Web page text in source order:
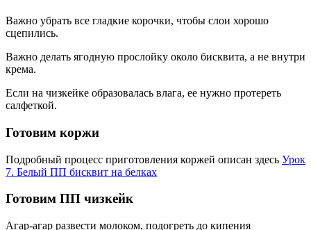
Важно убрать все гладкие корочки, чтобы слои хорошо
сцепились.
Важно делать ягодную прослойку около бисквита, а не внутри
крема.
Если на чизкейке образовалась влага, ее нужно протереть
салфеткой.
Готовим коржи
Подробный процесс приготовления коржей описан здесь Урок
7. Белый ПП бисквит на белках
Готовим ПП чизкейк
Агар-агар развести молоком, подогреть до кипения